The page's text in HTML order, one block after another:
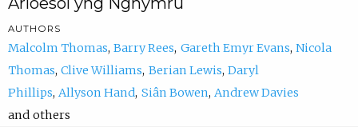
AUTHORS
Malcolm Thomas Barry Rees Gareth Emyr Evans Nicola
Thomas Clive Williams Berian Lewis Daryl
Phillips Allyson Hand Siân Bowen Andrew Davies
others